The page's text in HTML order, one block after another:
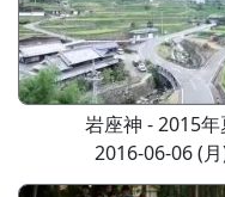
岩座神 - 2015年
2016-06-06 (